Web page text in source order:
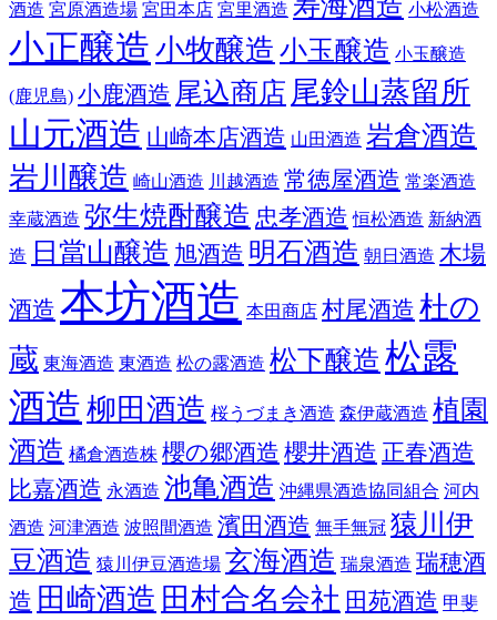
酒造 宮原酒造場 宮田本店 宮里酒造 小松酒造
小正醸造 小牧醸造 小玉醸造 小玉醸造
(鹿児島) 小鹿酒造 尾込商店 尾鈴山蒸留所
山元酒造 山崎本店酒造 山田酒造 岩倉酒造
岩川醸造 崎山酒造 川越酒造 常徳屋酒造 常楽酒造
幸蔵酒造 弥生焼酎醸造 忠孝酒造 恒松酒造 新納酒
造 日當山醸造 旭酒造 明石酒造 朝日酒造 木場
酒造 本坊酒造 本田商店 村尾酒造 杜の
蔵 東海酒造 東酒造 松の露酒造 松下醸造 松露
酒造 柳田酒造 桜うづまき酒造 森伊蔵酒造 植園
酒造 橘倉酒造株 櫻の郷酒造 櫻井酒造 正春酒造
比嘉酒造 永酒造 池亀酒造 沖縄県酒造協同組合 河内
酒造 河津酒造 波照間酒造 濱田酒造 無手無冠 猿川伊
豆酒造 猿川伊豆酒造場 玄海酒造 瑞泉酒造 瑞穂酒
造 田崎酒造 田村合名会社 田苑酒造 甲斐